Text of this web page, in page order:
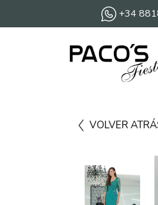
+34
VOLVER